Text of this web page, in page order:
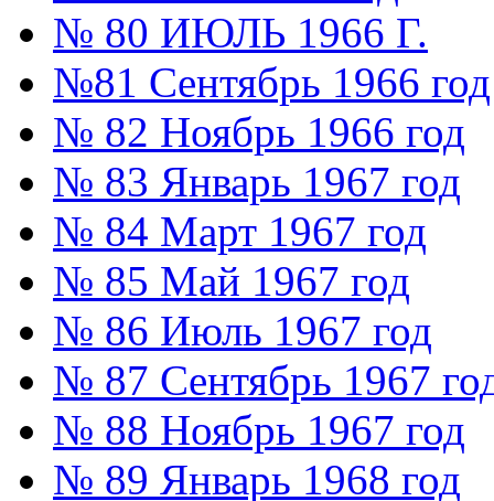
№ 80 ИЮЛЬ 1966 Г.
№81 Сентябрь 1966 год
№ 82 Ноябрь 1966 год
№ 83 Январь 1967 год
№ 84 Март 1967 год
№ 85 Май 1967 год
№ 86 Июль 1967 год
№ 87 Сентябрь 1967
№ 88 Ноябрь 1967 год
№ 89 Январь 1968 год